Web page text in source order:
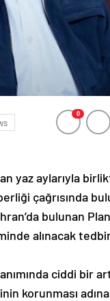
0
yaz aylarıyla
çağrısında
bulunan
alınacak
ciddi bir
korunması